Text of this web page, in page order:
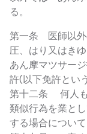
る。
第一条 医師以外
圧、はり又はき
あん摩マツサー
許(以下免許とい
第十二条 何人も
類似行為を業と
する場合につい